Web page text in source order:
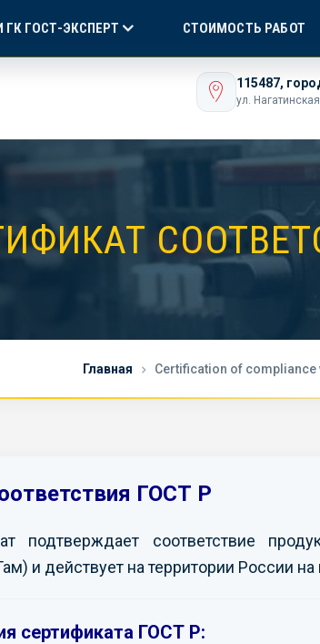
СЕРТИФИКАЦИЯ
вашего бизнеса
115487,
ул.
ГК ГОСТ-ЭКСПЕРТ СТОИМОСТЬ РАБОТ
Главная Certification of compliance
ГОСТ Р
подтверждает соответствие
и действует на территории России
сертификата ГОСТ Р: